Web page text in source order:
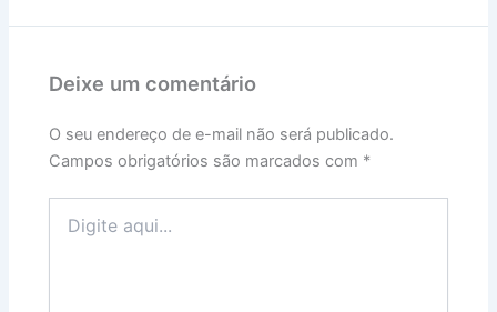
Deixe um comentário
O seu endereço de e-mail não será publicado.
Campos obrigatórios são marcados com *
aqui...